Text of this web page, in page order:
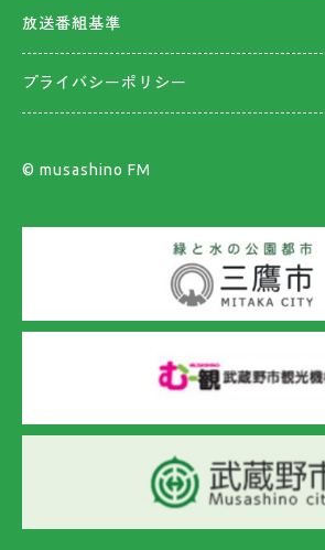
放送番組基準
プライバシーポリシー
©︎ musashino FM